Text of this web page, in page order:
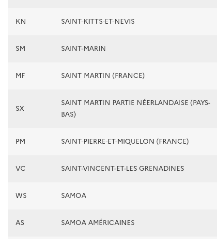
KN SAINT-KITTS-ET-NEVIS
SM SAINT-MARIN
MF SAINT MARTIN (FRANCE)
SX
SAINT MARTIN PARTIE NÉERLANDAISE (PAYS-
BAS)
PM SAINT-PIERRE-ET-MIQUELON (FRANCE)
VC SAINT-VINCENT-ET-LES GRENADINES
WS SAMOA
AS SAMOA AMÉRICAINES